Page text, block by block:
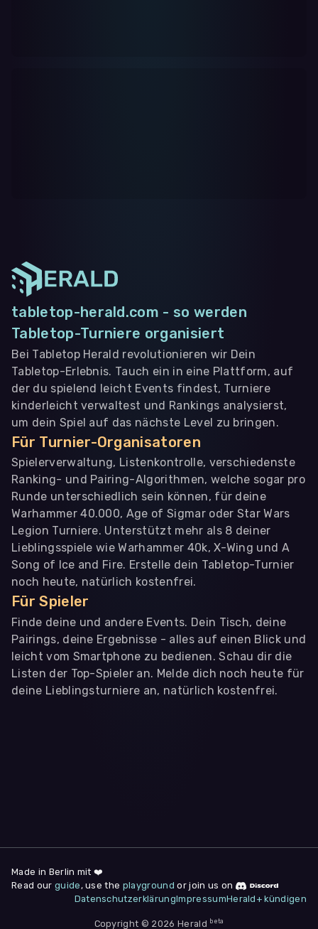
tabletop-herald.com - so werden
Tabletop-Turniere organisiert
Bei Tabletop Herald revolutionieren wir Dein
Tabletop-Erlebnis. Tauch ein in eine Plattform, auf
der du spielend leicht Events findest, Turniere
kinderleicht verwaltest und Rankings analysierst,
um dein Spiel auf das nächste Level zu bringen.
Für Turnier-Organisatoren
Spielerverwaltung, Listenkontrolle, verschiedenste
Ranking- und Pairing-Algorithmen, welche sogar pro
Runde unterschiedlich sein können, für deine
Warhammer 40.000, Age of Sigmar oder Star Wars
Legion Turniere. Unterstützt mehr als 8 deiner
Lieblingsspiele wie Warhammer 40k, X-Wing und A
Song of Ice and Fire. Erstelle dein Tabletop-Turnier
noch heute, natürlich kostenfrei.
Für Spieler
Finde deine und andere Events. Dein Tisch, deine
Pairings, deine Ergebnisse - alles auf einen Blick und
leicht vom Smartphone zu bedienen. Schau dir die
Listen der Top-Spieler an. Melde dich noch heute für
deine Lieblingsturniere an, natürlich kostenfrei.
deine Zustimmung jederzeit unter "
am Seitenende widerrufen.
Nur notwendige
Made in Berlin mit ❤️
Read our guide , use the playground or join us on
DatenschutzerklärungImpressumHerald+ kündigen
Copyright © 2026 Herald beta